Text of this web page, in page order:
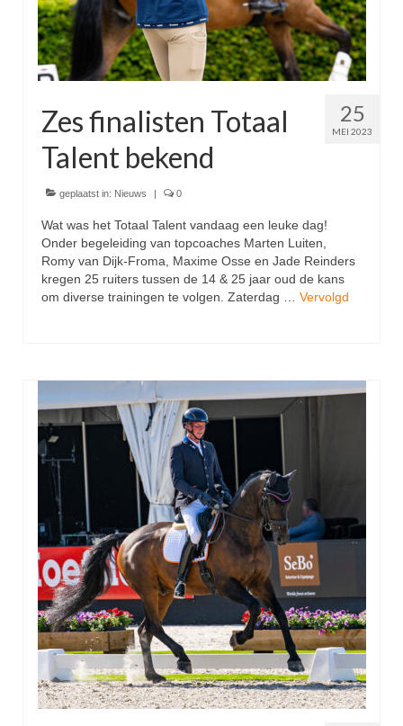
25
MEI 2023
Zes finalisten Totaal
Talent bekend
geplaatst in: Nieuws | 0
Wat was het Totaal Talent vandaag een leuke dag!
Onder begeleiding van topcoaches Marten Luiten,
Romy van Dijk-Froma, Maxime Osse en Jade Reinders
kregen 25 ruiters tussen de 14 & 25 jaar oud de kans
om diverse trainingen te volgen. Zaterdag … Vervolgd